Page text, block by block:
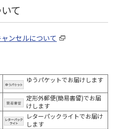
て
ンセルについて
ゆうパケットでお届けします
定形外郵便(簡易書留)でお届
けします
レターパックライトでお届け
します